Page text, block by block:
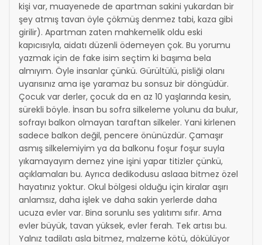
kişi var, muayenede de apartman sakini yukardan bir
şey atmış tavan öyle çökmüş denmez tabi, kaza gibi
girilir). Apartman zaten mahkemelik oldu eski
kapıcısıyla, aidatı düzenli ödemeyen çok. Bu yorumu
yazmak için de fake isim seçtim ki başıma bela
almıyım. Öyle insanlar çünkü. Gürültülü, pisliği olanı
uyarısınız ama işe yaramaz bu sonsuz bir döngüdür.
Çocuk var derler, çocuk da en az 10 yaşlarında kesin,
sürekli böyle. İnsan bu sofra silkeleme yolunu da bulur,
sofrayı balkon olmayan taraftan silkeler. Yani kirlenen
sadece balkon değil, pencere önünüzdür. Çamaşır
asmış silkelemiyim ya da balkonu foşur foşur suyla
yıkamayayım demez yine işini yapar titizler çünkü,
açıklamaları bu. Ayrıca dedikodusu aslaaa bitmez özel
hayatınız yoktur. Okul bölgesi olduğu için kiralar aşırı
anlamsız, daha işlek ve daha sakin yerlerde daha
ucuza evler var. Bina sorunlu ses yalıtımı sıfır. Ama
evler büyük, tavan yüksek, evler ferah. Tek artısı bu.
Yalnız tadilatı asla bitmez, malzeme kötü, dökülüyor